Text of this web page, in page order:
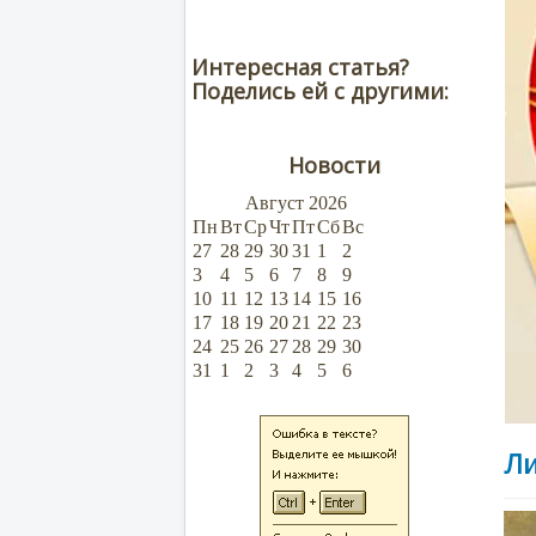
Интересная статья?
Поделись ей с другими:
Новости
Август 2026
ПнВтСрЧтПтСбВс
27 28 29 3031 1
2
3
4 5 6 7 8
9
10 11 12 13 14 15 16
17 18 19 20 21 22 23
24 25 26 27 28 29 30
31
1 2 3 4 5 6